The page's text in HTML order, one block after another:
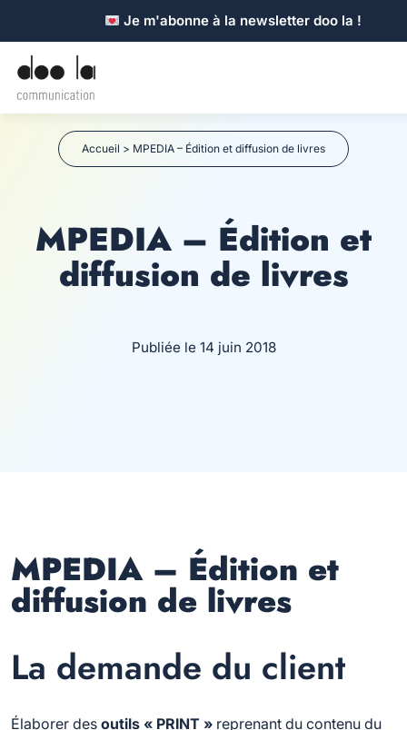
Je m'abonne à la newsletter doo la !
Accueil > MPEDIA – Édition et diffusion de livres
MPEDIA – Édition et
diffusion de livres
Publiée le 14 juin 2018
MPEDIA – Édition et
diffusion de livres
La demande du client
Élaborer des outils « PRINT » reprenant du contenu du